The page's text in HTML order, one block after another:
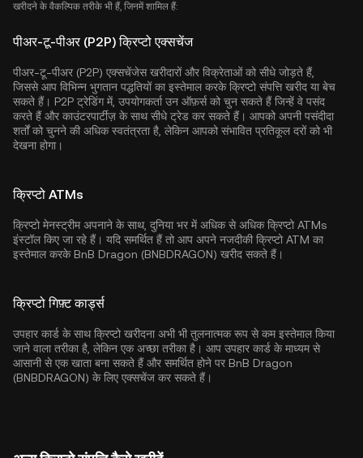
खरीदने के वैकल्पिक तरीके भी हैं, जिनमें शामिल हैं:
पीअर-टू-पीअर (P2P) क्रिप्टो एक्सचेंज
पीअर-टू-पीअर (P2P) एक्सचेंजेस खरीदारों और विक्रेताओं को सीधे जोड़ते हैं,
जिससे आप विभिन्न भुगतान पद्धतियों का इस्तेमाल करके क्रिप्टो संपत्ति खरीद या बेच
सकते हैं। P2P ट्रेडिंग में, उपयोगकर्ता उन ऑफ़र्स को चुन सकते हैं जिन्हें वे पसंद
करते हैं और काउंटरपार्टीज़ के साथ सीधे ट्रेड कर सकते हैं। आपको अपनी पसंदीदा
शर्तों को चुनने की अधिक स्वतंत्रता है, लेकिन आपको संभावित प्रतिकूल दरों को भी
देखना होगा।
क्रिप्टो ATMs
क्रिप्टो मेनस्ट्रीम अपनाने के साथ, दुनिया भर में अधिक से अधिक क्रिप्टो ATMs
इंस्टॉल किए जा रहे हैं। यदि समर्थित हैं तो आप अपने नजदीकी क्रिप्टो ATM का
इस्तेमाल करके BnB Dragon (BNBDRAGON) खरीद सकते हैं।
क्रिप्टो गिफ़्ट कार्ड्स
उपहार कार्ड के साथ क्रिप्टो खरीदना अभी भी तुलनात्मक रूप से कम इस्तेमाल किया
जाने वाला तरीका है, लेकिन एक अच्छा तरीका है। आप उपहार कार्ड के माध्यम से
आसानी से एक खाता बना सकते हैं और समर्थित होने पर BnB Dragon
(BNBDRAGON) के लिए एक्सचेंज कर सकते हैं।